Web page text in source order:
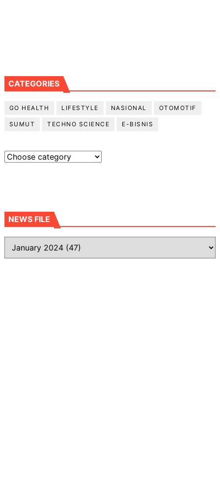
CATEGORIES
GO HEALTH LIFESTYLE NASIONAL OTOMOTIF
SUMUT TECHNO SCIENCE E-BISNIS
NEWS FILE